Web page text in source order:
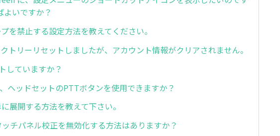
いですか？
を禁止する設定方法を教えてください。
トリーリセットしましたが、アカウント情報がクリアされません。
していますか？
ヘッドセットのPTTボタンを使用できますか？
展開する方法を教えて下さい。
チパネル校正を無効化する方法はありますか？